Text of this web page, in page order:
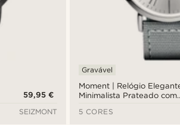
59,95 €
SEIZMONT
Moment | Relógio
Minimalista Prateado com
Analógico, Mostrador
Gravável
5 CORES